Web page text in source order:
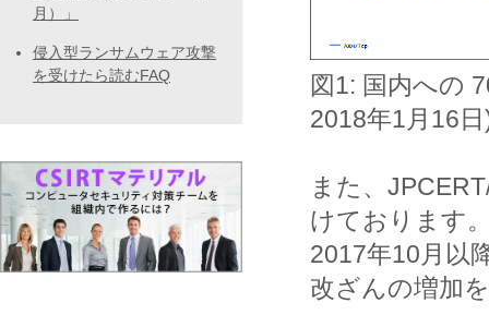
図1: 国内への
2018年1月16
また、
けております
2017年10月以
改ざんの増加
月）」
侵入型ランサムウェア攻撃
を受けたら読むFAQ